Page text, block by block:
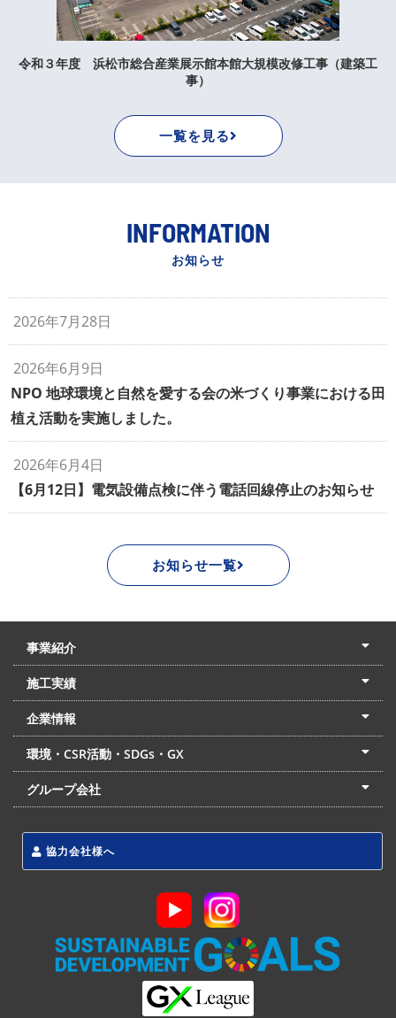
令和３年度 浜松市総合産業展示館本館大規模改修工事（建築工
事）
一覧を見る
INFORMATION
お知らせ
2026年7月28日
2026年6月9日
NPO 地球環境と自然を愛する会の米づくり事業における田
植え活動を実施しました。
2026年6月4日
【6月12日】電気設備点検に伴う電話回線停止のお知らせ
お知らせ一覧
事業紹介
土木本部
建築本部
PPP・PFI
リフォーム・リノベーション
中村建設の家
施工実績
土木部門
建築部門
リフォーム部門
住宅部門
名古屋支店
東京支店
企業情報
会社概要
経営理念
沿革
リクルート
最新情報
お問合せ
環境・CSR活動・SDGs・GX
LSS流動化処理工法
CSR・SDGs・GX
発電事業
次世代ZEBオフィス
グループ会社
協力会社様へ